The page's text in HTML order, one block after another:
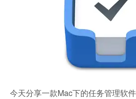
今天分享一款Mac下的任务管理软